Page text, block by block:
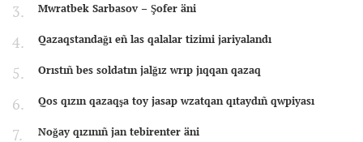
Mwratbek Sarbasov – Şofer äni
Qazaqstandağı eñ las qalalar tizimi jariyalandı
Orıstıñ bes soldatın jalğız wrıp jıqqan qazaq
Qos qızın qazaqşa toy jasap wzatqan qıtaydıñ qwpiyası
Noğay qızınıñ jan tebirenter äni